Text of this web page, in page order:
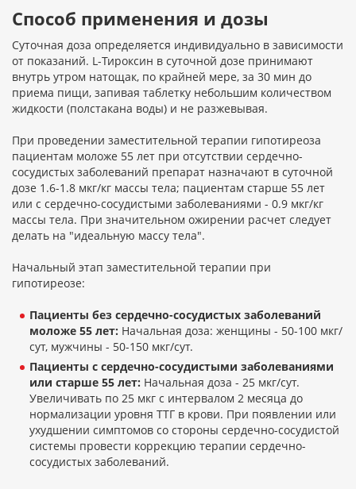
Способ применения и дозы
Суточная доза определяется индивидуально в зависимости
от показаний. L-Тироксин в суточной дозе принимают
внутрь утром натощак, по крайней мере, за 30 мин до
приема пищи, запивая таблетку небольшим количеством
жидкости (полстакана воды) и не разжевывая.
При проведении заместительной терапии гипотиреоза
пациентам моложе 55 лет при отсутствии сердечно-
сосудистых заболеваний препарат назначают в суточной
дозе 1.6-1.8 мкг/кг массы тела; пациентам старше 55 лет
или с сердечно-сосудистыми заболеваниями - 0.9 мкг/кг
массы тела. При значительном ожирении расчет следует
делать на "идеальную массу тела".
Начальный этап заместительной терапии при
гипотиреозе:
Пациенты без сердечно-сосудистых заболеваний
моложе 55 лет: Начальная доза: женщины - 50-100 мкг/
сут, мужчины - 50-150 мкг/сут.
Пациенты с сердечно-сосудистыми заболеваниями
или старше 55 лет: Начальная доза - 25 мкг/сут.
Увеличивать по 25 мкг с интервалом 2 месяца до
нормализации уровня ТТГ в крови. При появлении или
ухудшении симптомов со стороны сердечно-сосудистой
системы провести коррекцию терапии сердечно-
сосудистых заболеваний.